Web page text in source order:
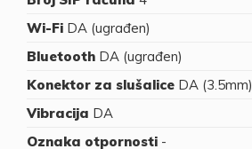
Wi-Fi DA (ugrađen)
Bluetooth DA (ugrađen)
Konektor za slušalice DA (3.5mm)
Vibracija DA
Oznaka otpornosti -